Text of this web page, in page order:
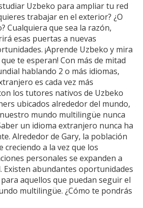
Uzbeko para ampliar tu red
trabajar en el exterior? ¿O
Cualquiera que sea la razón,
esas puertas a nuevas
¡Aprende Uzbeko y mira
te esperan! Con más de mitad
hablando 2 o más idiomas,
es cada vez más
los tutores nativos de Uzbeko
ubicados alrededor del mundo,
mundo multilingüe nunca
un idioma extranjero nunca ha
Alrededor de Gary, la población
creciendo a la vez que los
personales se expanden a
Existen abundantes oportunidades
aquellos que puedan seguir el
multilingüe. ¿Cómo te pondrás